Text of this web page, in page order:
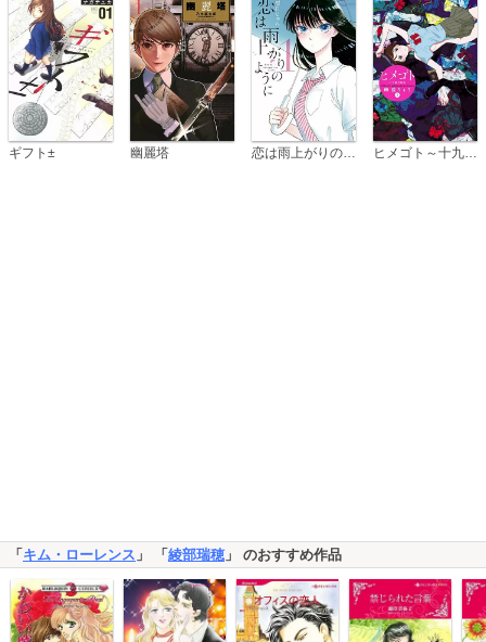
ギフト± 幽麗塔 恋は雨上がりのように ヒメゴト～十九歳の制服～
「 キム・ローレンス 」 「 綾部瑞穂 」 のおすすめ作品